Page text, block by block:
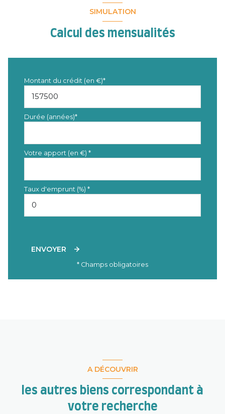
SIMULATION
Calcul des mensualités
Montant du crédit (en €)*
Durée (années)*
Votre apport (en €) *
Taux d'emprunt (%) *
ENVOYER
* Champs obligatoires
A DÉCOUVRIR
les autres biens correspondant à
votre recherche